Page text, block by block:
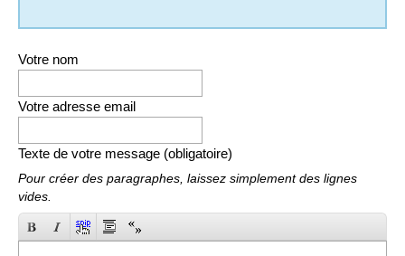
Votre nom
Votre adresse email
Texte de votre message (obligatoire)
Pour créer des paragraphes, laissez simplement des lignes
vides.